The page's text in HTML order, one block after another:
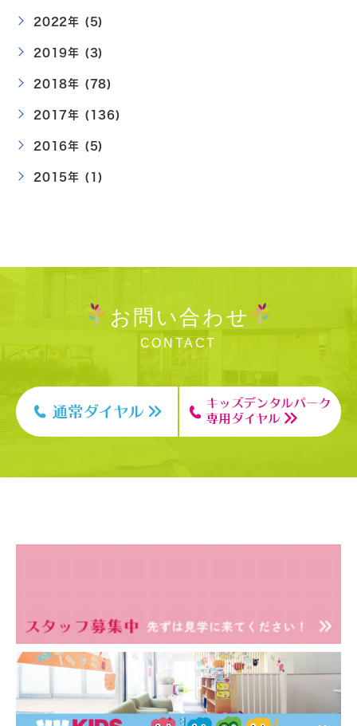
2022年 (5)
2019年 (3)
2018年 (78)
2017年 (136)
2016年 (5)
2015年 (1)
お問い合わせ
CONTACT